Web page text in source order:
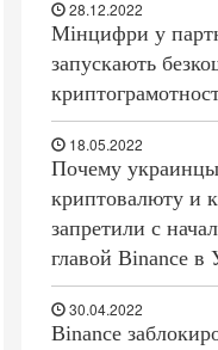
28.12.2022
Мінцифри у
запускають
18.05.2022
Почему
криптовалюту и
запретили с
главой Binance в
30.04.2022
Binance